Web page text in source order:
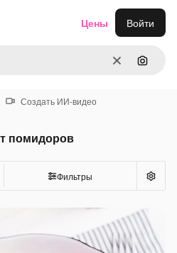
ОчиститьПоиск
Цены Войти
Создать ИИ-видео
помидоров
Фильтры